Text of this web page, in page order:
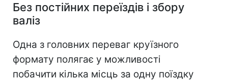
Без постійних переїздів і збору
валіз
Одна з головних переваг круїзного
формату полягає у можливості
побачити кілька місць за одну поїздку